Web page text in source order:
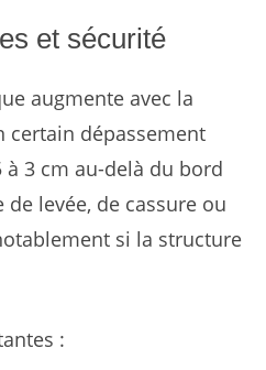
et sécurité
augmente avec la
certain dépassement
3 cm au-delà du bord
levée, de cassure ou
si la structure
: